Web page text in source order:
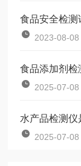
食品安全检
2023-08-08
2025-07-08
2025-07-08